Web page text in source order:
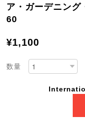
ア・ガーデニン
60
¥1,100
数量